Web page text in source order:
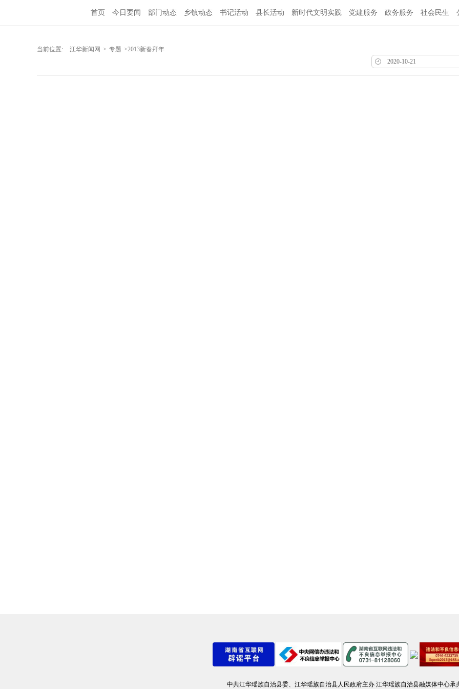
首页 今日要闻 部门动态 乡镇动态 书记活动 县长活动 新时代文明实践 党建服务 政务服务 社会民生
当前位置: 江华新闻网 > 专题 >2013新春拜年
中共江华瑶族自治县委、江华瑶族自治县人民政府主办 江华瑶族自治县融媒体中心承